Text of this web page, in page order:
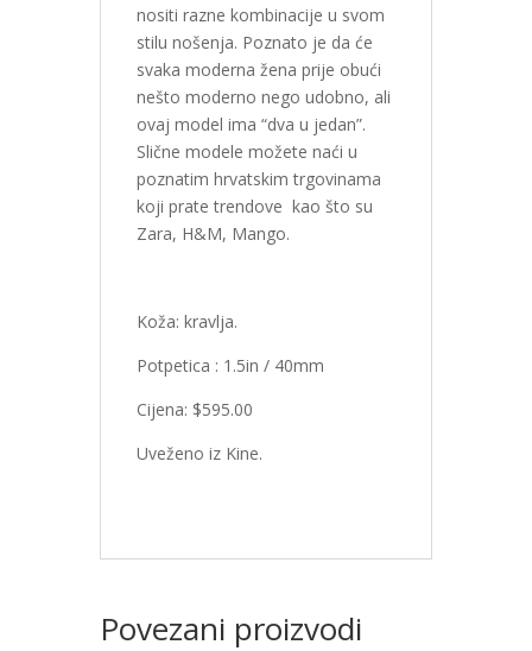
nositi razne kombinacije u svom
stilu nošenja. Poznato je da će
svaka moderna žena prije obući
nešto moderno nego udobno, ali
ovaj model ima “dva u jedan”.
Slične modele možete naći u
poznatim hrvatskim trgovinama
koji prate trendove kao što su
Zara, H&M, Mango.
Koža: kravlja.
Potpetica : 1.5in / 40mm
Cijena: $595.00
Uveženo iz Kine.
Povezani proizvodi